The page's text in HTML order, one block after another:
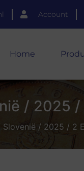
Account
Home
/ 2025
Slovenië / 2025 / 2